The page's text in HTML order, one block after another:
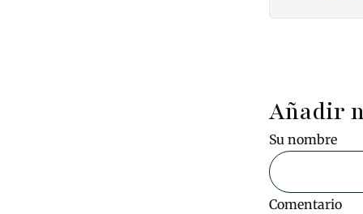
Añadir
Su nombre
Comentario